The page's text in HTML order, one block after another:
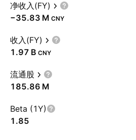
净收入(FY)
‪−35.83 M‬ CNY
收入(FY)
‪1.97 B‬ CNY
流通股
‪185.86 M‬
Beta (1Y)
1.85